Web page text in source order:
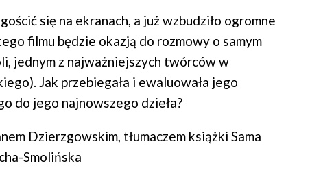
się na ekranach, a już wzbudziło ogromne
filmu będzie okazją do rozmowy o samym
jednym z najważniejszych twórców w
Jak przebiegała i ewaluowała jego
do jego najnowszego dzieła?
Dzierzgowskim, tłumaczem książki Sama
Smolińska